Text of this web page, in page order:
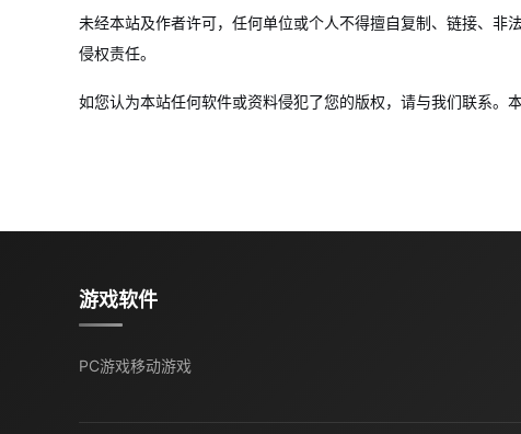
未经本站及作者许可，任何单位或个人不得擅自复制、链接、非
侵权责任。
如您认为本站任何软件或资料侵犯了您的版权，请与我们联系。
游戏软件
PC游戏移动游戏